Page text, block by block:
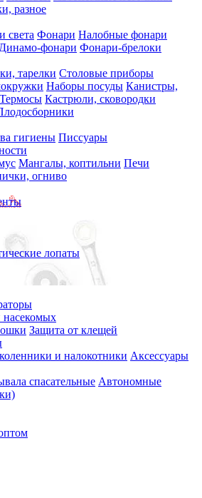
разное
света Фонари Налобные фонари
Динамо-фонари Фонари-брелоки
тарелки Столовые приборы
Наборы посуды Канистры,
Термосы Кастрюли, сковородки
гигиены Писсуары
Мангалы, коптильни Печи
огниво
лопаты
Защита от клещей
и налокотники Аксессуары
спасательные Автономные